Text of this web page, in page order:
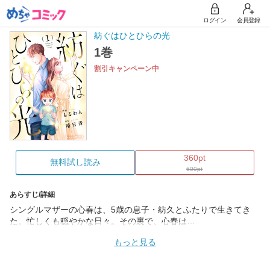
ログイン 会員登録
紡ぐはひとひらの光
1巻
割引キャンペーン中
無料試し読み 360pt
600pt
あらすじ/詳細
シングルマザーの心春は、5歳の息子・紡久とふたりで生きてき
た。忙しくも穏やかな日々。その裏で、心春は…
もっと見る